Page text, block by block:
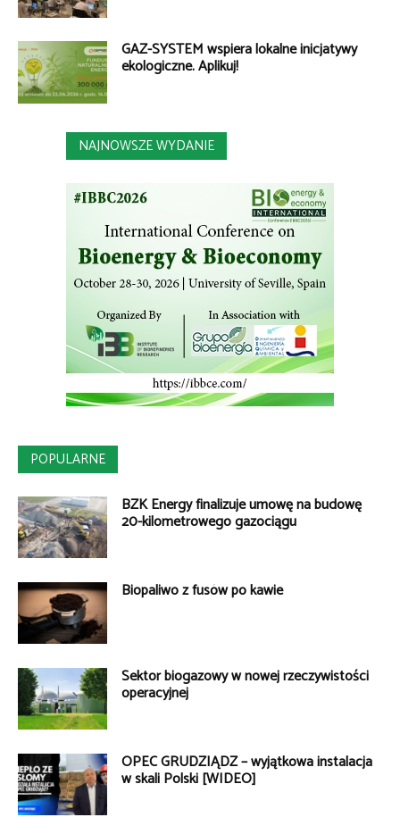
GAZ-SYSTEM wspiera lokalne inicjatywy
ekologiczne. Aplikuj!
NAJNOWSZE WYDANIE
POPULARNE
BZK Energy finalizuje umowę na budowę
20-kilometrowego gazociągu
Biopaliwo z fusów po kawie
Sektor biogazowy w nowej rzeczywistości
operacyjnej
OPEC GRUDZIĄDZ – wyjątkowa instalacja
w skali Polski [WIDEO]